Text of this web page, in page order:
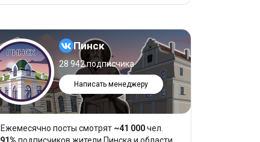
Пинск
28 942 подписчика
Написать менеджеру
Ежемесячно посты смотрят ~41 000чел.